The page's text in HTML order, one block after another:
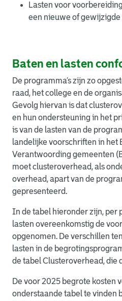
Lasten voor
een nieuwe of gewijzigde
Baten en lasten
De programma’s zijn zo
raad, het college en de
Gevolg hiervan is dat
en hun ondersteuning in het
is van de lasten van de
landelijke voorschriften in het
Verantwoording gemeenten
moet clusteroverhead, als
overhead, apart van de
gepresenteerd.
In de tabel hieronder zijn, per
lasten overeenkomstig de
opgenomen. De verschillen
lasten in de
de tabel Clusteroverhead, die
De voor 2025 begrote kosten
onderstaande tabel te vinden